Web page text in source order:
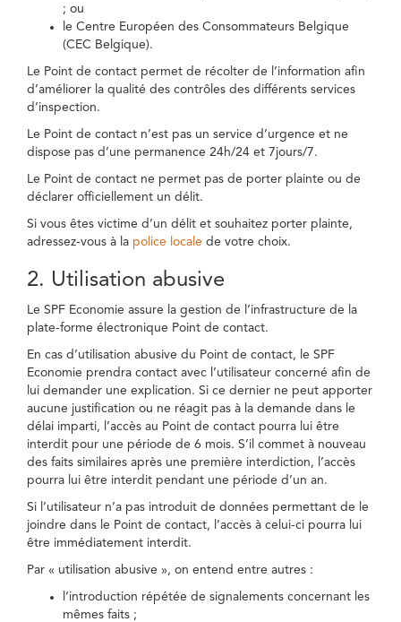
; ou
le Centre Européen des Consommateurs Belgique
(CEC Belgique).
Le Point de contact permet de récolter de l’information afin
d’améliorer la qualité des contrôles des différents services
d’inspection.
Le Point de contact n’est pas un service d’urgence et ne
dispose pas d’une permanence 24h/24 et 7jours/7.
Le Point de contact ne permet pas de porter plainte ou de
déclarer officiellement un délit.
Si vous êtes victime d’un délit et souhaitez porter plainte,
adressez-vous à la police locale de votre choix.
2. Utilisation abusive
Le SPF Economie assure la gestion de l’infrastructure de la
plate-forme électronique Point de contact.
En cas d’utilisation abusive du Point de contact, le SPF
Economie prendra contact avec l’utilisateur concerné afin de
lui demander une explication. Si ce dernier ne peut apporter
aucune justification ou ne réagit pas à la demande dans le
délai imparti, l’accès au Point de contact pourra lui être
interdit pour une période de 6 mois. S’il commet à nouveau
des faits similaires après une première interdiction, l’accès
pourra lui être interdit pendant une période d’un an.
Si l’utilisateur n’a pas introduit de données permettant de le
joindre dans le Point de contact, l’accès à celui-ci pourra lui
être immédiatement interdit.
Par « utilisation abusive », on entend entre autres :
l’introduction répétée de signalements concernant les
mêmes faits ;